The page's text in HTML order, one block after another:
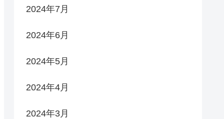
2024年7月
2024年6月
2024年5月
2024年4月
2024年3月